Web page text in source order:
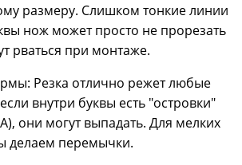
размеру. Слишком тонкие линии
нож может просто не прорезать
рваться при монтаже.
Резка отлично режет любые
внутри буквы есть "островки"
они могут выпадать. Для мелких
делаем перемычки.